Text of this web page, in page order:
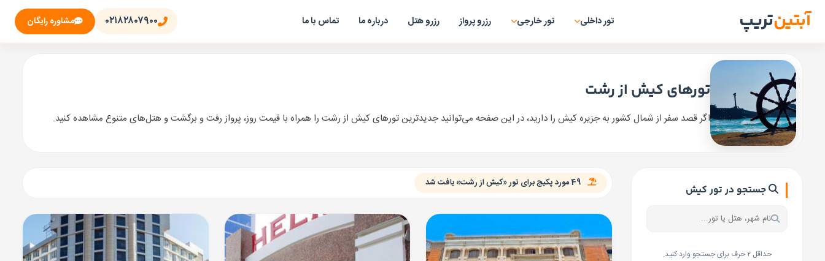
آبتینتریپ تور داخلی تور خارجی رزرو پرواز رزرو هتل درباره ما تماس با ما ۰۲۱۸۲۸۰۷۹۰۰ مشاوره رایگان
تورهای کیش از رشت
اگر قصد سفر از شمال کشور به جزیره کیش را دارید، در این صفحه می‌توانید جدیدترین تورهای کیش از رشت را همراه با قیمت روز، پرواز رفت و برگشت و هتل‌های متنوع مشاهده کنید.
جستجو در تور کیش
حداقل ۲ حرف برای جستجو وارد کنید.